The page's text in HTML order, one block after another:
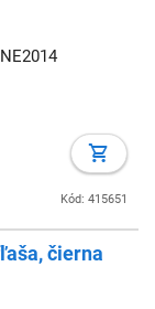
Kód: 415651
čierna